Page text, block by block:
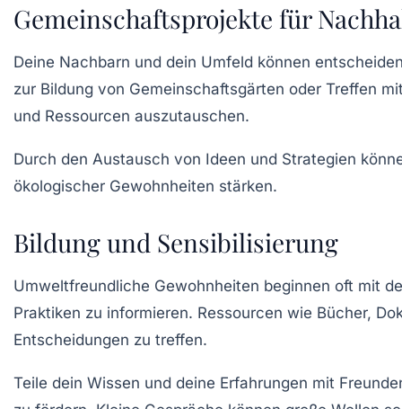
Gemeinschaftsprojekte für
Deine Nachbarn und dein Umfeld können
zur Bildung von Gemeinschaftsgärten oder Treffen
und Ressourcen auszutauschen.
Durch den Austausch von Ideen und Strategien
ökologischer Gewohnheiten stärken.
Bildung und Sensibilisierung
Umweltfreundliche Gewohnheiten beginnen oft mit
Praktiken zu informieren. Ressourcen wie Bücher,
Entscheidungen zu treffen.
Teile dein Wissen und deine Erfahrungen mit